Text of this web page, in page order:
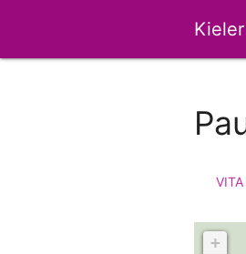
VITA
+